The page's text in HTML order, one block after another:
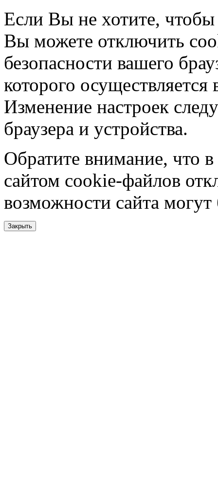
Если Вы не хотите,
Вы можете отключить
безопасности вашего
которого
Изменение настроек
браузера и устройства.
Обратите внимание, что в
сайтом cookie-файлов
возможности сайта
Закрыть